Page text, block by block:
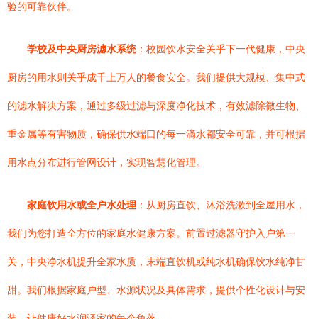
验的可靠伙伴。
学校及中央厨房滤水系统：校园饮水安全关乎下一代健康，中央
厨房的用水则关乎成千上万人的餐食安全。我们提供大规模、集中式
的滤水解决方案，通过多级过滤与深度净化技术，有效滤除微生物、
重金属等有害物质，确保供水端口的每一滴水都安全可靠，并可根据
用水点分布进行管网设计，实现智慧化管理。
家庭饮用水或全户水处理 ：从厨房直饮、沐浴洗漱到全屋用水，
我们为您打造全方位的家庭水健康方案。前置过滤器守护入户第一
关，中央净水机提升全家水质，末端直饮机或纯水机确保饮水纯净甘
甜。我们根据家庭户型、水源状况及具体需求，提供个性化设计与安